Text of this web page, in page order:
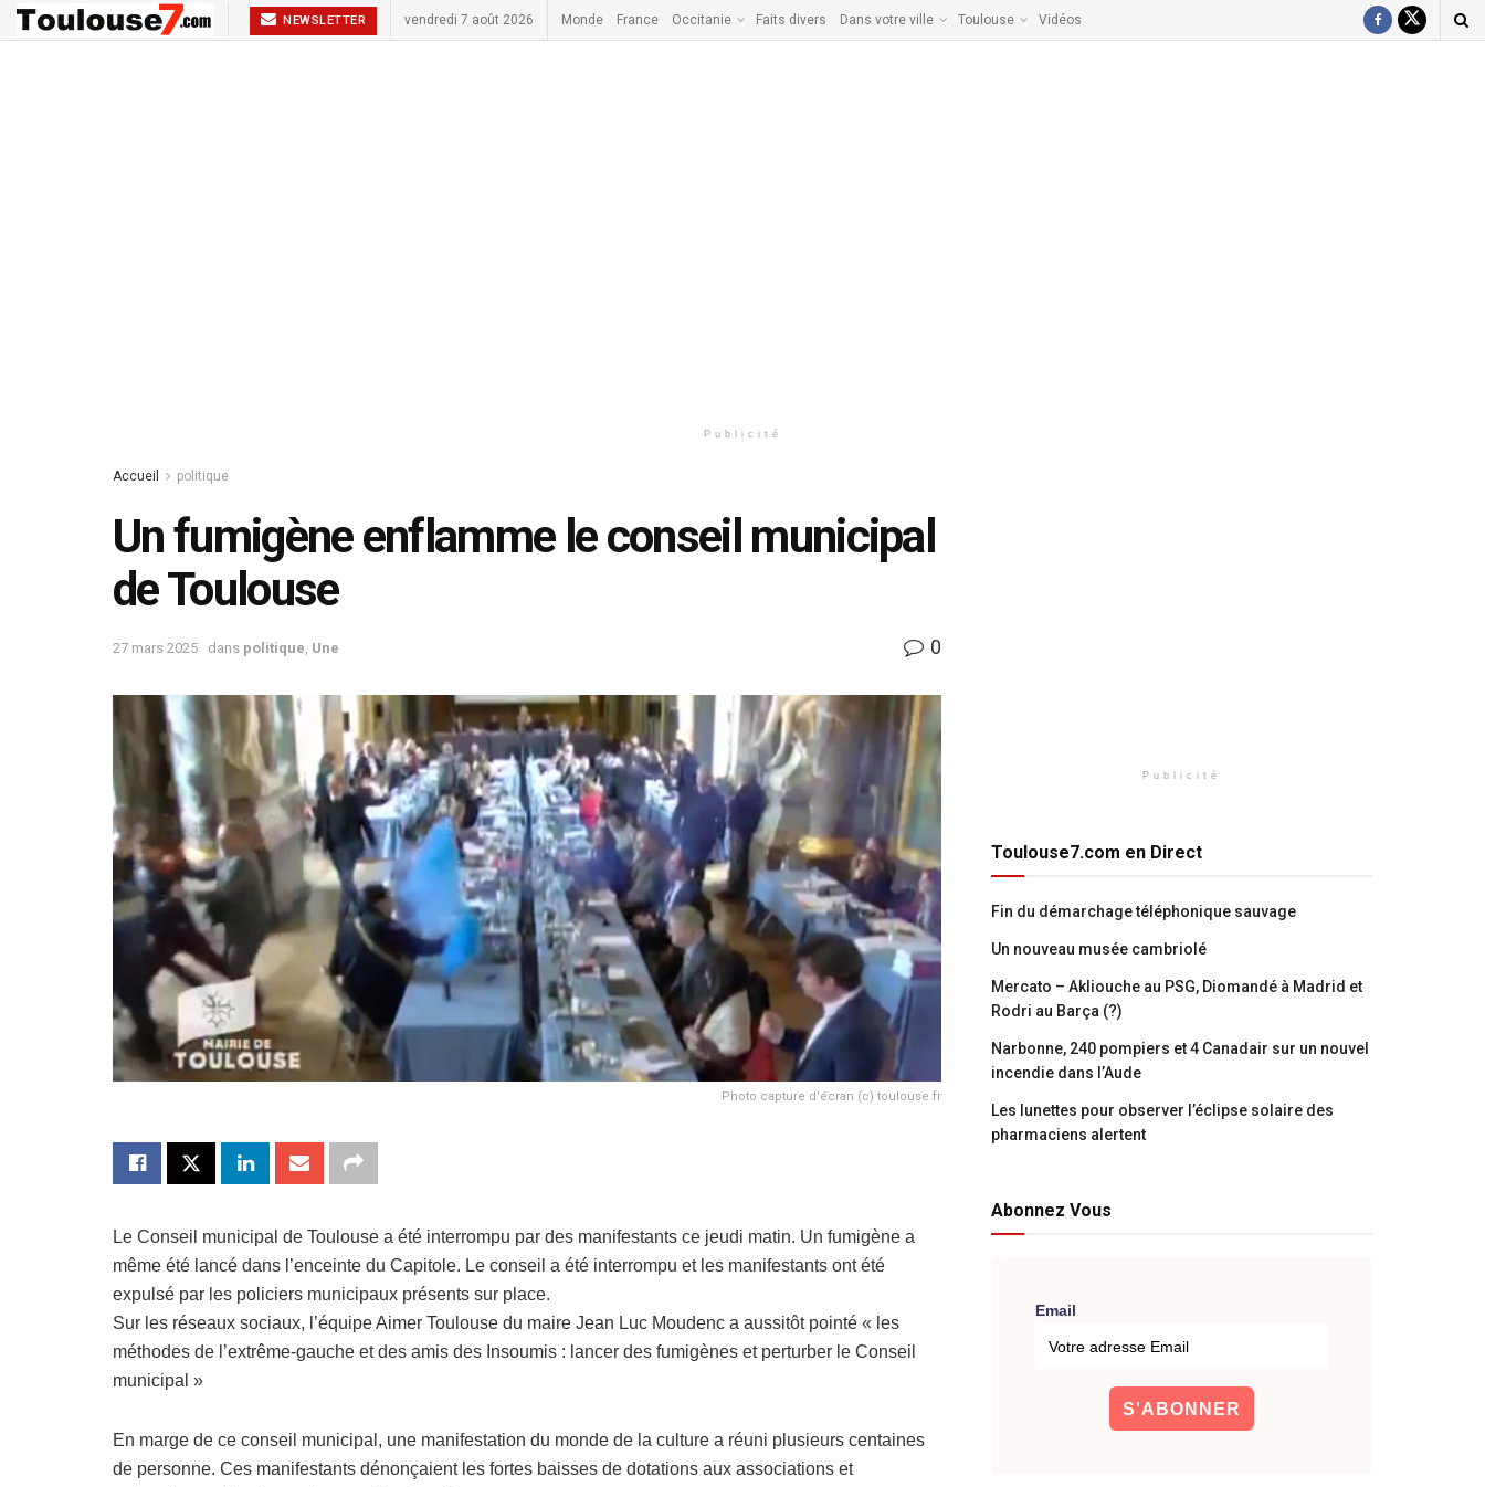
NEWSLETTER vendredi 7 août 2026 Monde France Occitanie Faits divers Dans votre ville Toulouse Vidéos
Publicité
Accueil politique
Un fumigène enflamme le conseil municipal
de Toulouse
27 mars 2025 dans politique Une 0
Photo capture d'écran (c) toulouse.fr
Le Conseil municipal de Toulouse a été interrompu par des manifestants ce jeudi matin. Un fumigène a
même été lancé dans l’enceinte du Capitole. Le conseil a été interrompu et les manifestants ont été
expulsé par les policiers municipaux présents sur place.
Sur les réseaux sociaux, l’équipe Aimer Toulouse du maire Jean Luc Moudenc a aussitôt pointé « les
méthodes de l’extrême-gauche et des amis des Insoumis : lancer des fumigènes et perturber le Conseil
municipal »
En marge de ce conseil municipal, une manifestation du monde de la culture a réuni plusieurs centaines
de personne. Ces manifestants dénonçaient les fortes baisses de dotations aux associations et
Publicité
Toulouse7.com en Direct
Fin du démarchage téléphonique sauvage
Un nouveau musée cambriolé
Mercato – Akliouche au PSG, Diomandé à Madrid et
Rodri au Barça (?)
Narbonne, 240 pompiers et 4 Canadair sur un nouvel
incendie dans l’Aude
Les lunettes pour observer l’éclipse solaire des
pharmaciens alertent
Abonnez Vous
Email